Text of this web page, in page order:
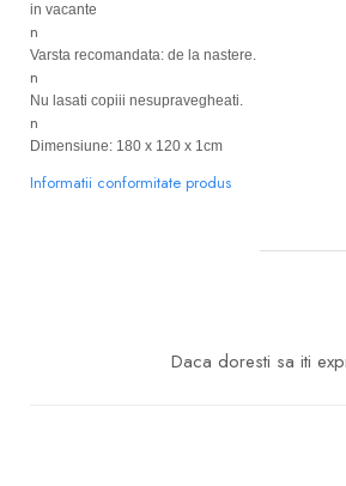
in vacante
n
Varsta recomandata: de la nastere.
n
Nu lasati copiii nesupravegheati.
n
Dimensiune: 180 x 120 x 1cm
Informatii conformitate produs
Daca doresti sa iti